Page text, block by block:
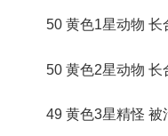
50 黄色1星动物 长
50 黄色2星动物 长
49 黄色3星精怪 被